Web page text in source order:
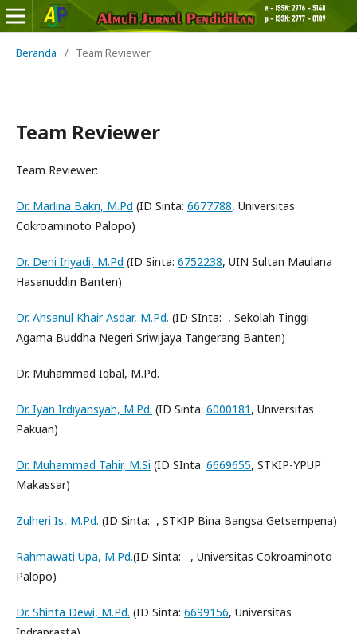
Beranda / Team Reviewer
Team Reviewer
Team Reviewer:
Dr. Marlina Bakri, M.Pd (ID Sinta: 6677788, Universitas
Cokroaminoto Palopo)
Dr. Deni Iriyadi, M.Pd (ID Sinta: 6752238, UIN Sultan Maulana
Hasanuddin Banten)
Dr. Ahsanul Khair Asdar, M.Pd. (ID SInta: , Sekolah Tinggi
Agama Buddha Negeri Sriwijaya Tangerang Banten)
Dr. Muhammad Iqbal, M.Pd.
Dr. Iyan Irdiyansyah, M.Pd. (ID Sinta: 6000181 , Universitas
Pakuan)
Dr. Muhammad Tahir, M.Si (ID SInta: 6669655, STKIP-YPUP
Makassar)
Zulheri Is, M.Pd. (ID Sinta: , STKIP Bina Bangsa Getsempena)
Rahmawati Upa, M.Pd.(ID Sinta: , Universitas Cokroaminoto
Palopo)
Dr. Shinta Dewi, M.Pd. (ID Sinta: 6699156, Universitas